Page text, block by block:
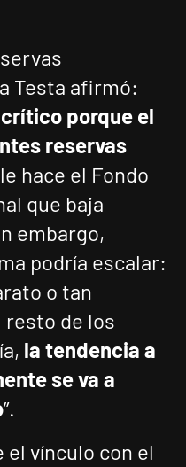
Testa afirmó:
porque el
reservas
hace el Fondo
que baja
embargo,
podría escalar:
o tan
resto de los
la tendencia a
se va a
”.
vínculo con el